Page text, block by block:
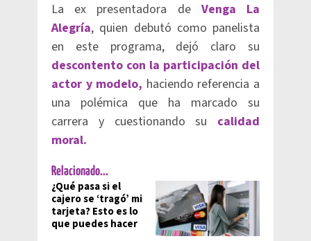
La ex presentadora de Venga La
Alegría, quien debutó como panelista
en este programa, dejó claro su
descontento con la participación del
actor y modelo, haciendo referencia a
una polémica que ha marcado su
carrera y cuestionando su calidad
moral.
Relacionado...
¿Qué pasa si el
cajero se ‘tragó’ mi
tarjeta? Esto es lo
que puedes hacer